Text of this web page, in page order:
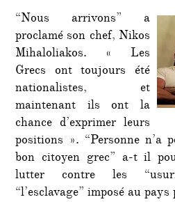
“Nous arrivons” a
proclamé son chef, Nikos
Mihaloliakos. « Les
Grecs ont toujours été
nationalistes, et
maintenant ils ont la
chance d’exprimer leurs
positions ». “Personne n’a
bon citoyen grec” a-t il
lutter contre les
“l’esclavage” imposé au